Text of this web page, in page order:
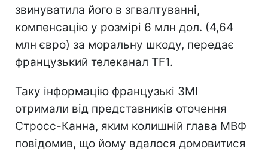
звинуватила його в згвалтуванні,
компенсацію у розмірі 6 млн дол. (4,64
млн євро) за моральну шкоду, передає
французький телеканал TF1.
Таку інформацію французькі ЗМІ
отримали від представників оточення
Стросс-Канна, яким колишній глава МВФ
повідомив, що йому вдалося домовитися